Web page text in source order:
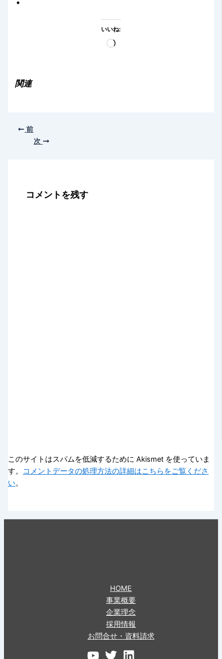
いいね:
読
関連
前
次
コメントを残す
このサイトはスパムを低減するために Akismet を使っていま
す。
コメントデータの処理方法の詳細はこちらをご覧くださ
い。
HOME
事業概要
企業理念
採用情報
お問合せ・資料請求